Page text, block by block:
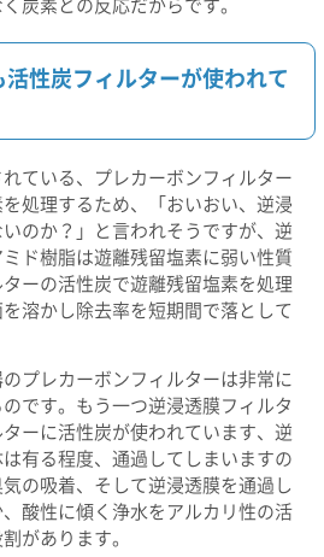
性炭フィルターが使われて
ている、プレカーボンフィルター
処理するため、「おいおい、逆浸
のか？」と言われそうですが、逆
ド樹脂は遊離残留塩素に弱い性質
ーの活性炭で遊離残留塩素を処理
溶かし除去率を短期間で落として
プレカーボンフィルターは非常に
です。もう一つ逆浸透膜フィルタ
ーに活性炭が使われています、逆
有る程度、通過してしまいますの
の吸着、そして逆浸透膜を通過し
酸性に傾く浄水をアルカリ性の活
があります。